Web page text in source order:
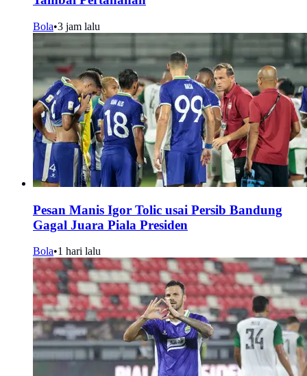
Bola•3 jam lalu
Pesan Manis Igor Tolic usai Persib Bandung
Gagal Juara Piala Presiden
Bola•1 hari lalu